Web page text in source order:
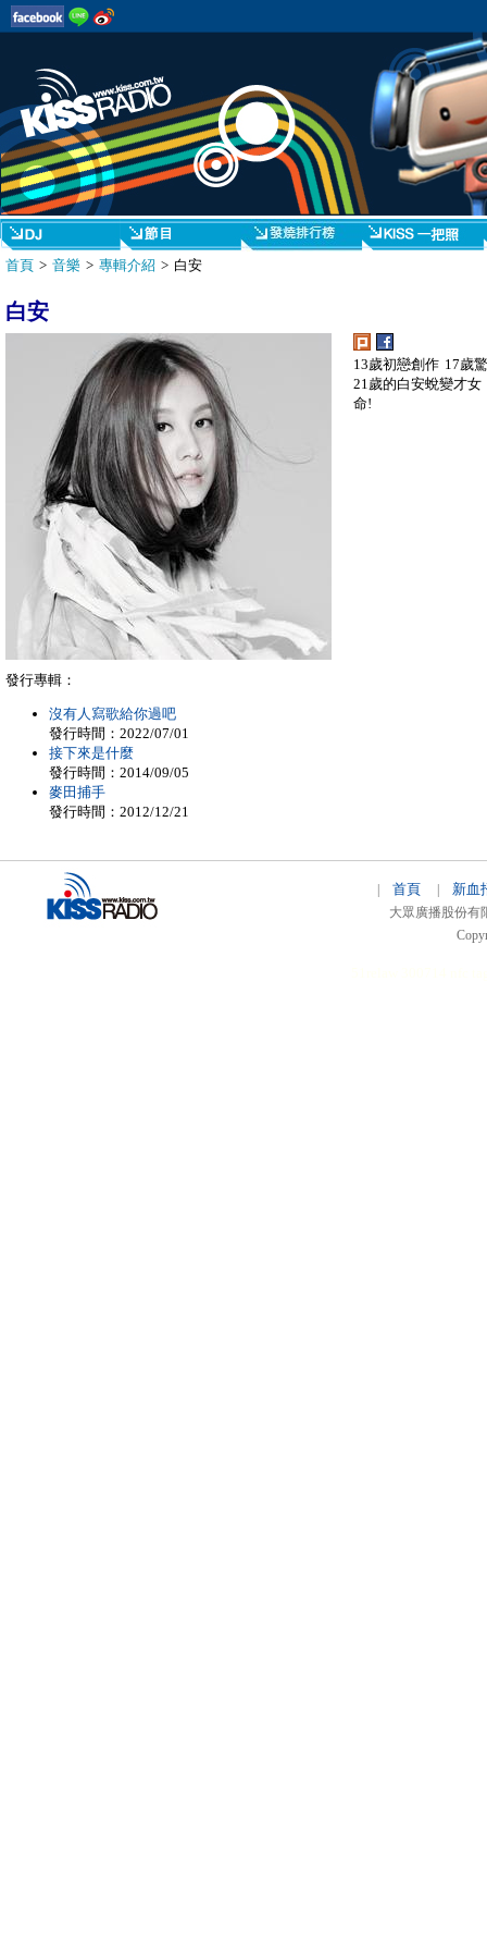
首頁 > 音樂 > 專輯介紹 > 白安
白安
13歲初戀創作 17歲
21歲的白安蛻變才
命!
發行專輯：
沒有人寫歌給你過吧
發行時間：2022/07/01
接下來是什麼
發行時間：2014/09/05
麥田捕手
發行時間：2012/12/21
| 首頁| 新血
大眾廣播股份有